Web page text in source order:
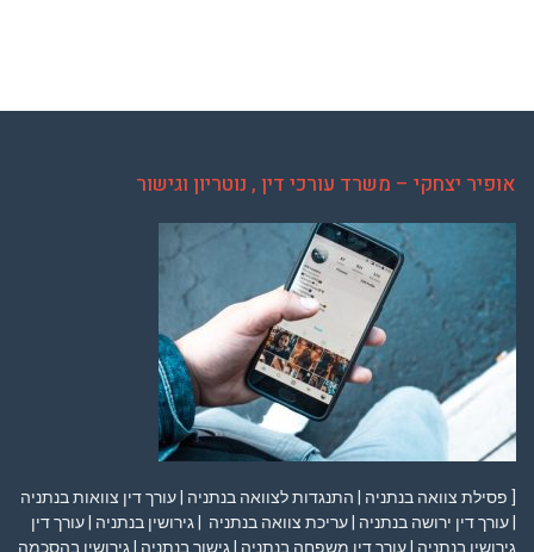
אופיר יצחקי – משרד עורכי דין , נוטריון וגישור
[ פסילת צוואה בנתניה | התנגדות לצוואה בנתניה | עורך דין צוואות בנתניה
| עורך דין ירושה בנתניה | עריכת צוואה בנתניה | גירושין בנתניה | עורך דין
גירושין בנתניה | עורך דין משפחה בנתניה | גישור בנתניה | גירושין בהסכמה